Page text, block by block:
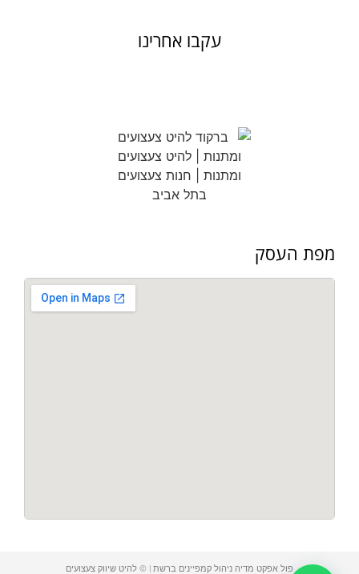
עקבו אחרינו
מפת העסק
פול אפקט מדיה ניהול קמפיינים ברשת | © להיט שיווק צעצועים